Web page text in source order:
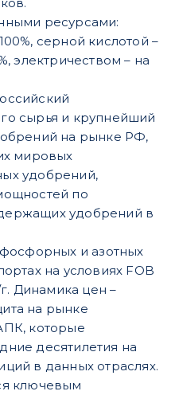
ресурсами:
серной кислотой –
электричеством – на
сырья и крупнейший
на рынке РФ,
мировых
удобрений,
по
удобрений в
и азотных
на условиях FOB
Динамика цен –
на рынке
которые
десятилетия на
в данных отраслях.
ключевым